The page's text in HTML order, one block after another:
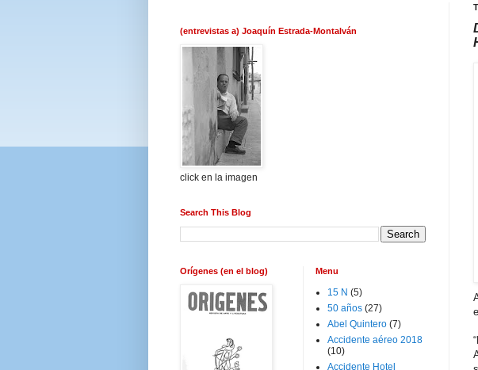
(entrevistas a) Joaquín Estrada-Montalván
click en la imagen
Search This Blog
Orígenes (en el blog) Menu
15 N (5)
50 años (27)
Abel Quintero (7)
Accidente aéreo 2018
(10)
Accidente Hotel